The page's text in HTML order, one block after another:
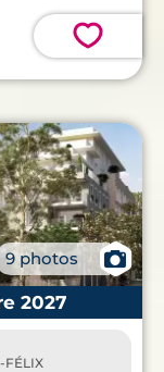
💗
9 photos
📷
2027
FÉLIX